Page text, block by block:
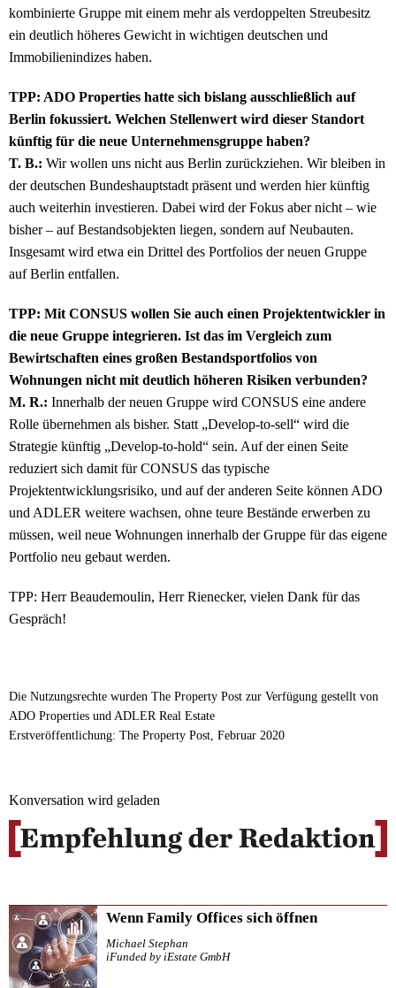
kombinierte Gruppe mit einem mehr als verdoppelten Streubesitz
ein deutlich höheres Gewicht in wichtigen deutschen und
Immobilienindizes haben.
TPP: ADO Properties hatte sich bislang ausschließlich auf
Berlin fokussiert. Welchen Stellenwert wird dieser Standort
künftig für die neue Unternehmensgruppe haben?
T. B.: Wir wollen uns nicht aus Berlin zurückziehen. Wir bleiben in
der deutschen Bundeshauptstadt präsent und werden hier künftig
auch weiterhin investieren. Dabei wird der Fokus aber nicht – wie
bisher – auf Bestandsobjekten liegen, sondern auf Neubauten.
Insgesamt wird etwa ein Drittel des Portfolios der neuen Gruppe
auf Berlin entfallen.
TPP: Mit CONSUS wollen Sie auch einen Projektentwickler in
die neue Gruppe integrieren. Ist das im Vergleich zum
Bewirtschaften eines großen Bestandsportfolios von
Wohnungen nicht mit deutlich höheren Risiken verbunden?
M. R.: Innerhalb der neuen Gruppe wird CONSUS eine andere
Rolle übernehmen als bisher. Statt „Develop-to-sell“ wird die
Strategie künftig „Develop-to-hold“ sein. Auf der einen Seite
reduziert sich damit für CONSUS das typische
Projektentwicklungsrisiko, und auf der anderen Seite können ADO
und ADLER weitere wachsen, ohne teure Bestände erwerben zu
müssen, weil neue Wohnungen innerhalb der Gruppe für das eigene
Portfolio neu gebaut werden.
TPP: Herr Beaudemoulin, Herr Rienecker, vielen Dank für das
Gespräch!
Die Nutzungsrechte wurden The Property Post zur Verfügung gestellt von
ADO Properties und ADLER Real Estate
Erstveröffentlichung: The Property Post, Februar 2020
Konversation wird geladen
Wenn Family Offices sich öffnen
Michael Stephan
iFunded by iEstate GmbH